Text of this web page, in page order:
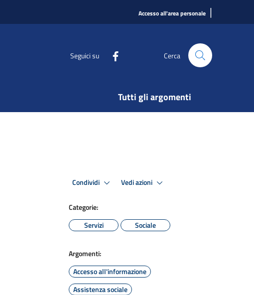
Accesso all'area personale |
Seguici su Cerca
Tutti gli argomenti
Condividi Vedi azioni
Categorie:
Servizi
Sociale
Argomenti:
Accesso all'informazione
Assistenza sociale